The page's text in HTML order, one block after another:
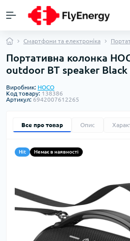
Смартфони та електроніка
Портативна колонка
outdoor BT speaker Black
Виробник: HOCO
Код товару: 138386
Артикул: 6942007612265
Все про товар Опис
Hit Немає в наявності